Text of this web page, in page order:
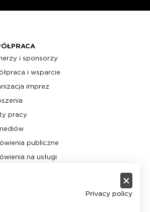
i sponsorzy
i wsparcie
imprez
pracy
publiczne
na usługi
Privacy policy